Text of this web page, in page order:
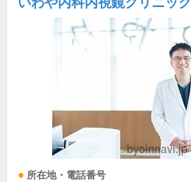
所在地・電話番号